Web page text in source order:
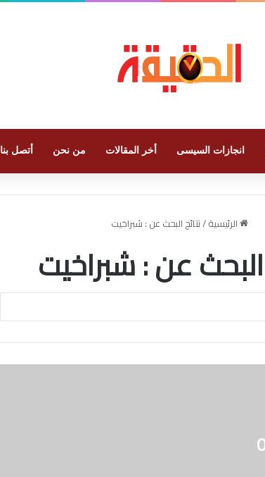
انجازات السيسى أخر المقالات من نحن أتصل بنا
الرئيسية/نتائج البحث عن : شبراخيت
البحث عن :شبراخيت